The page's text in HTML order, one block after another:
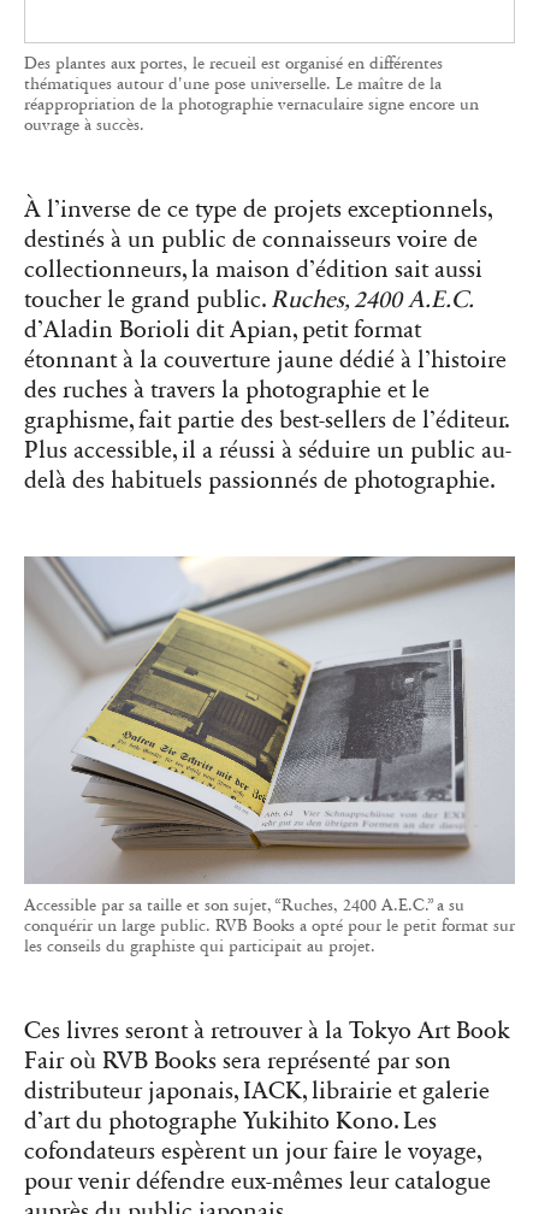
des ruches à travers la photographie et le
graphisme, fait partie des best-sellers de l’éditeur.
Plus accessible, il a réussi à séduire un public au-
Accessible par sa taille et son sujet, “Ruches, 2400 A.E.C.” a su
conquérir un large public. RVB Books a opté pour le petit format sur
les conseils du graphiste qui participait au projet.
Ces livres seront à retrouver à la Tokyo Art Book
Fair où RVB Books sera représenté par son
distributeur japonais, IACK, librairie et galerie
d’art du photographe Yukihito Kono. Les
cofondateurs espèrent un jour faire le voyage,
pour venir défendre eux-mêmes leur catalogue
auprès du public japonais.